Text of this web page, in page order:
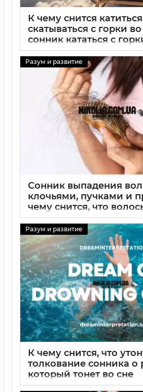
К чему снится
скатываться с горки
сонник кататься с
ледяной горки
29 08 2025
Разум и развитие
Сонник выпадения
клочьями, пучками и
чему снится, что
в руках
29 08 2025
Разум и развитие
К чему снится, что
толкование сонника о
который тонет во сне